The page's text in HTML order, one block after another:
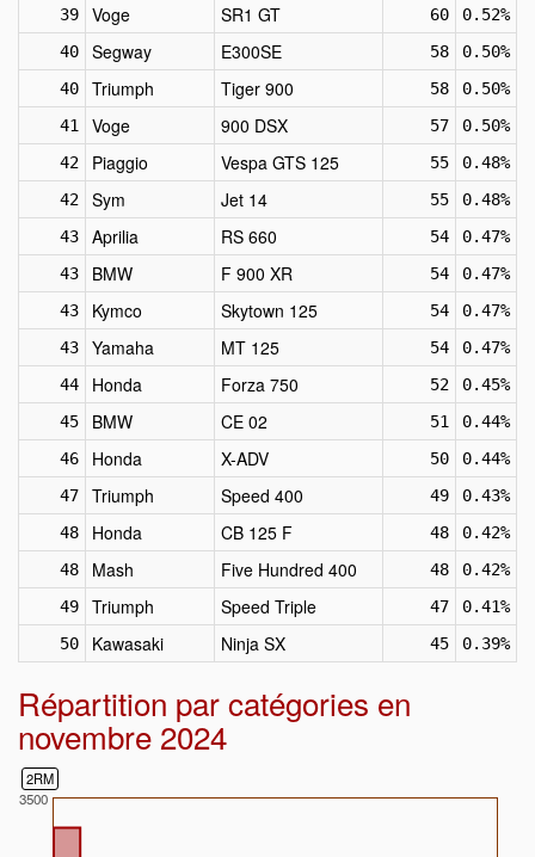
39
Voge SR1 GT 60
0.52%
40
Segway E300SE 58
0.50%
40
Triumph Tiger 900 58
0.50%
41
Voge 900 DSX 57
0.50%
42
Piaggio Vespa GTS 125 55
0.48%
42
Sym Jet 14 55
0.48%
43
Aprilia RS 660 54
0.47%
43
BMW F 900 XR 54
0.47%
43
Kymco Skytown 125 54
0.47%
43
Yamaha MT 125 54
0.47%
44
Honda Forza 750 52
0.45%
45
BMW CE 02 51
0.44%
46
Honda X-ADV 50
0.44%
47
Triumph Speed 400 49
0.43%
48
Honda CB 125 F 48
0.42%
48
Mash Five Hundred 400 48
0.42%
49
Triumph Speed Triple 47
0.41%
50
Kawasaki Ninja SX 45 0.39%
Répartition par catégories en
novembre 2024
2RM
3500